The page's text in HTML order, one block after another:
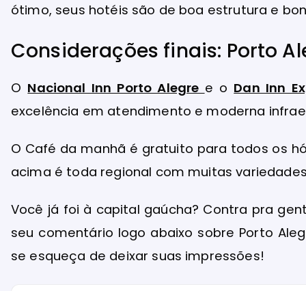
ótimo, seus hotéis são de boa estrutura e
Considerações finais: Porto
O Nacional Inn Porto Alegre e o Dan Inn
excelência em atendimento e moderna
O Café da manhã é gratuito para todos os
acima é toda regional com muitas
Você já foi à capital gaúcha? Contra pra
seu comentário logo abaixo sobre Porto
se esqueça de deixar suas impressões!